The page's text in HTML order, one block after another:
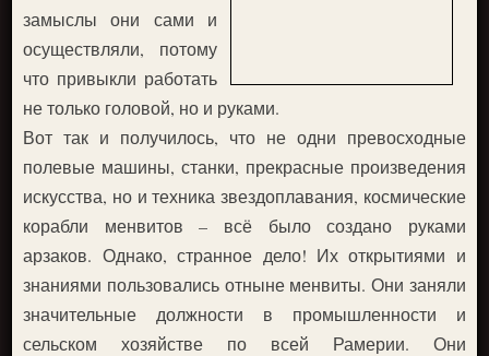
замыслы они сами и
осуществляли, потому
что привыкли работать
не только головой, но и руками.
Вот так и получилось, что не одни превосходные
полевые машины, станки, прекрасные произведения
искусства, но и техника звездоплавания, космические
корабли менвитов – всё было создано руками
арзаков. Однако, странное дело! Их открытиями и
знаниями пользовались отныне менвиты. Они заняли
значительные должности в промышленности и
сельском хозяйстве по всей Рамерии. Они